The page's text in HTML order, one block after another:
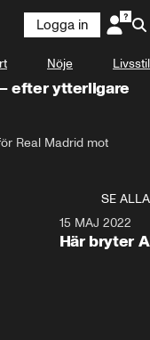
Logga in
Nöje Livsstil
efter ytterligare
Real Madrid mot
SE ALLA
15 MAJ 2022
Här bryter